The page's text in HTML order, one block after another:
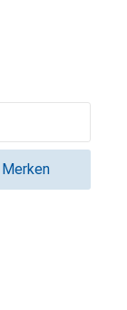
Merken